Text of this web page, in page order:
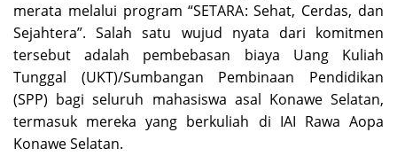
merata melalui program “SETARA: Sehat, Cerdas, dan
Sejahtera”. Salah satu wujud nyata dari komitmen
tersebut adalah pembebasan biaya Uang Kuliah
Tunggal (UKT)/Sumbangan Pembinaan Pendidikan
(SPP) bagi seluruh mahasiswa asal Konawe Selatan,
termasuk mereka yang berkuliah di IAI Rawa Aopa
Konawe Selatan.